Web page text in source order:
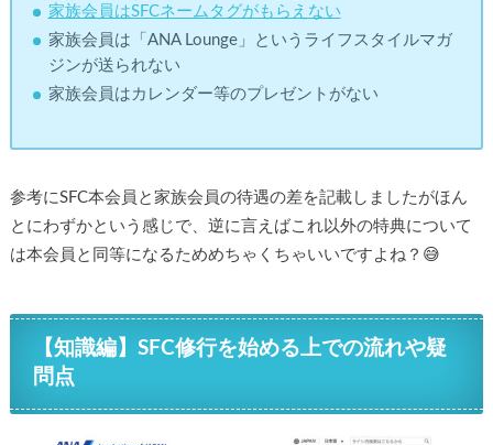
家族会員はSFCネームタグがもらえない
家族会員は「ANA Lounge」というライフスタイルマガ
ジンが送られない
家族会員はカレンダー等のプレゼントがない
参考にSFC本会員と家族会員の待遇の差を記載しましたがほん
とにわずかという感じで、逆に言えばこれ以外の特典について
は本会員と同等になるためめちゃくちゃいいですよね？😅
【知識編】SFC修行を始める上での流れや疑
問点